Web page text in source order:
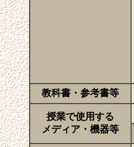
教科書・参考書等
授業で使用する
メディア・機器等